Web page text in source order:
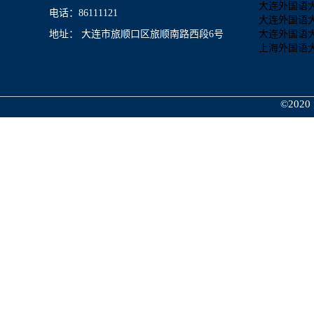
电话：86111121
地址： 大连市旅顺口区旅顺南路西段6号
大连外国语
大连外国语
大连外国语
上海外国语
©2020